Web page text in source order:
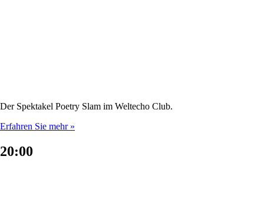
Der Spektakel Poetry Slam im Weltecho Club.
Erfahren Sie mehr »
20:00